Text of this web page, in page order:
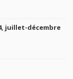
juillet-décembre